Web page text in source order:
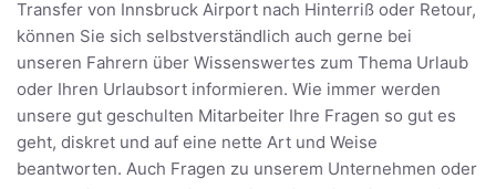
Transfer von Innsbruck Airport nach Hinterriß oder Retour,
können Sie sich selbstverständlich auch gerne bei
unseren Fahrern über Wissenswertes zum Thema Urlaub
oder Ihren Urlaubsort informieren. Wie immer werden
unsere gut geschulten Mitarbeiter Ihre Fragen so gut es
geht, diskret und auf eine nette Art und Weise
beantworten. Auch Fragen zu unserem Unternehmen oder